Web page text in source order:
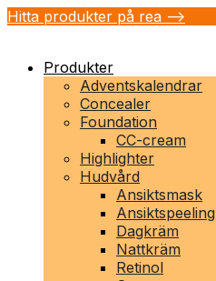
Hitta produkter på rea -->
Produkter
Adventskalendrar
Concealer
Foundation
CC-cream
Highlighter
Hudvård
Ansiktsmask
Ansiktspeeling
Dagkräm
Nattkräm
Retinol